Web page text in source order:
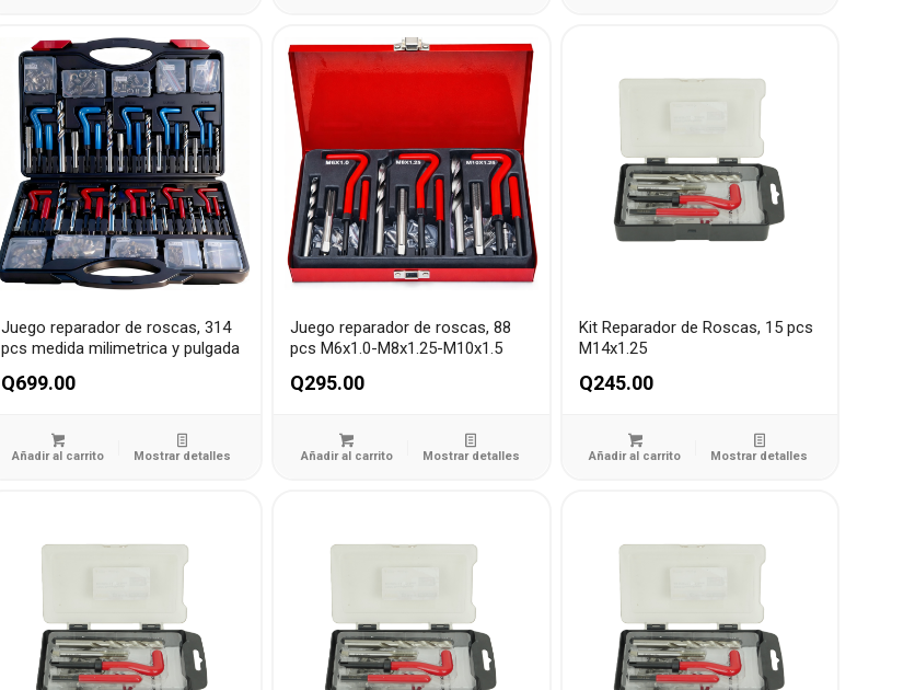
Juego reparador de roscas, 314
pcs medida milimetrica y pulgada
Q699.00
Añadir al carrito Mostrar detalles
Juego reparador de roscas, 88
pcs M6x1.0-M8x1.25-M10x1.5
Q295.00
Añadir al carrito Mostrar detalles
Kit Reparador de Roscas, 15 pcs
M14x1.25
Q245.00
Añadir al carrito Mostrar detalles